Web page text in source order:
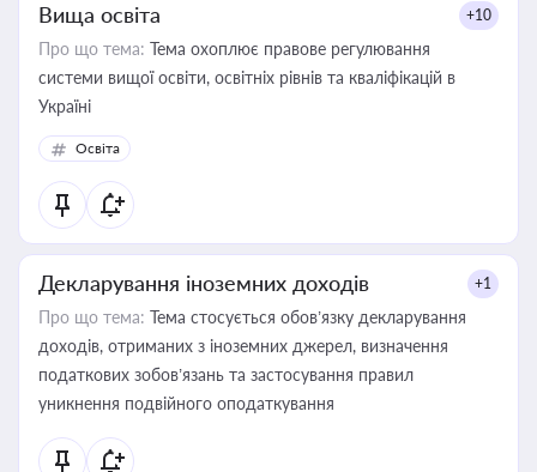
Вища освіта +10
Про що тема: Тема охоплює правове регулювання
системи вищої освіти, освітніх рівнів та кваліфікацій в
Україні
Освіта
Декларування іноземних доходів +1
Про що тема: Тема стосується обов’язку декларування
доходів, отриманих з іноземних джерел, визначення
податкових зобов’язань та застосування правил
уникнення подвійного оподаткування